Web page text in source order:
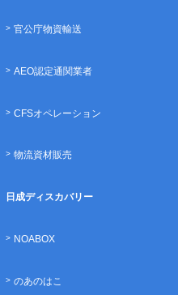
官公庁物資輸送
AEO認定通関業者
CFSオペレーション
物流資材販売
日成ディスカバリー
NOABOX
のあのはこ